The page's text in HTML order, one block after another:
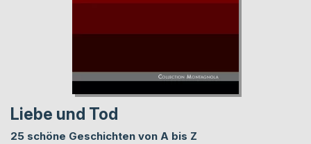
Liebe und Tod
25 schöne Geschichten von A bis Z